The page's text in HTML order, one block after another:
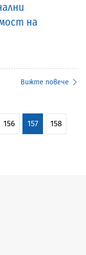
на
Вижте повече
156 157 158